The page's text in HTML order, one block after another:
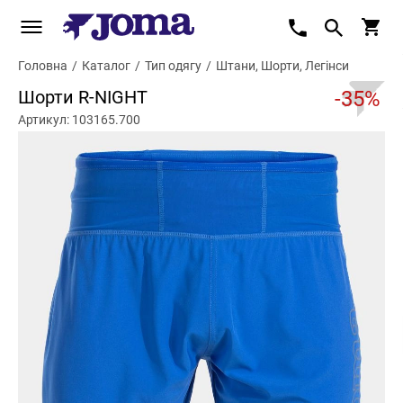
Головна / Каталог / Тип одягу / Штани, Шорти, Легінси
Шорти R-NIGHT -35%
Артикул: 103165.700